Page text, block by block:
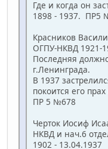
Где и когда он
1898 - 1937. ПР5
Красников
ОГПУ-НКВД 1921-
Последняя
г.Ленинграда.
В 1937
покоится его
ПР 5 №678
Черток Иосиф
НКВД и нач.6
1902 - 13.04.1937